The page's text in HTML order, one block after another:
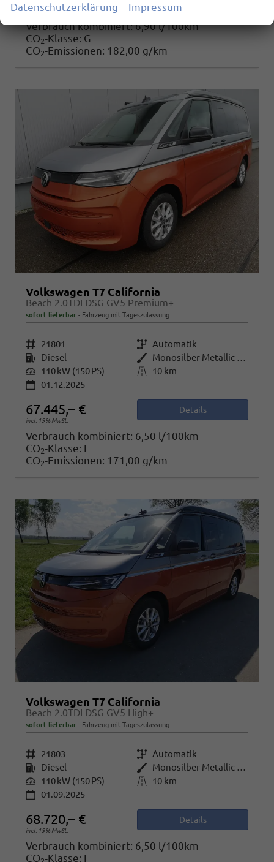
incl. 19% MwSt.
Verbrauch kombiniert:6,90 l/100km
CO2-Klasse: G
CO2-Emissionen: 182,00 g/km
Volkswagen T7 California
Beach 2.0TDI DSG GV5 Premium+
sofort lieferbar Fahrzeug mit Tageszulassung
Fahrzeugnr. 21801 Getriebe Automatik
Kraftstoff Diesel Außenfarbe
Monosilber Metallic / Energetic Orange Metallic
Leistung 110 kW (150 PS) Kilometerstand
10 km
01.12.2025
67.445,– €
incl. 19% MwSt.
Details
Verbrauch kombiniert: 6,50 l/100km
CO2-Klasse: F
CO2-Emissionen: 171,00 g/km
Volkswagen T7 California
Beach 2.0TDI DSG GV5 High+
sofort lieferbar Fahrzeug mit Tageszulassung
Fahrzeugnr. 21803 Getriebe Automatik
Kraftstoff Diesel Außenfarbe
Monosilber Metallic / Energeticorange Metallic Dach Schwarz
Leistung 110 kW (150 PS) Kilometerstand
10 km
01.09.2025
68.720,– €
incl. 19% MwSt.
Details
Verbrauch kombiniert: 6,50 l/100km
CO -Klasse: F
Datenschutzerklärung Impressum